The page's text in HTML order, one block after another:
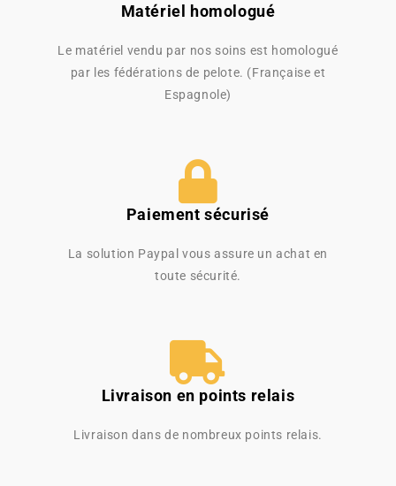
Matériel homologué
Le matériel vendu par nos soins est homologué
par les fédérations de pelote. (Française et
Espagnole)
Paiement sécurisé
La solution Paypal vous assure un achat en
toute sécurité.
Livraison en points relais
Livraison dans de nombreux points relais.